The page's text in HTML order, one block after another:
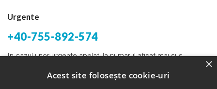
Urgente
+40-755-892-574
In cazul unor urgente apelati la numarul afisat mai sus.
bogdantunas@yahoo.com
Acest site folosește cookie-uri
×